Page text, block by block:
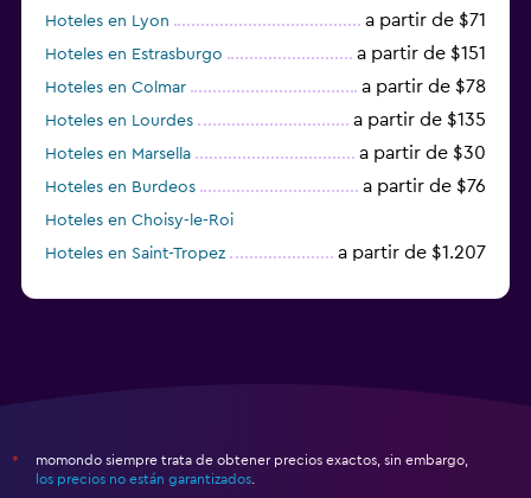
Hoteles en Lyon a partir de $71
Hoteles en Estrasburgo a partir de $151
Hoteles en Colmar a partir de $78
Hoteles en Lourdes a partir de $135
Hoteles en Marsella a partir de $30
Hoteles en Burdeos a partir de $76
Hoteles en Choisy-le-Roi
Hoteles en Saint-Tropez
a partir de $1.207
*
momondo siempre trata de obtener precios exactos, sin embargo,
los precios no están garantizados